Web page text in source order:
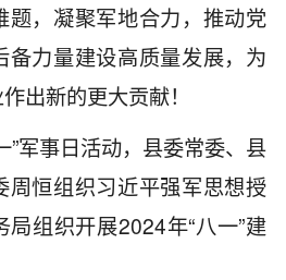
题，凝聚军地合力，推动党
备力量建设高质量发展，为
出新的更大贡献！
”军事日活动，县委常委、县
周恒组织习近平强军思想授
组织开展2024年“八一”建